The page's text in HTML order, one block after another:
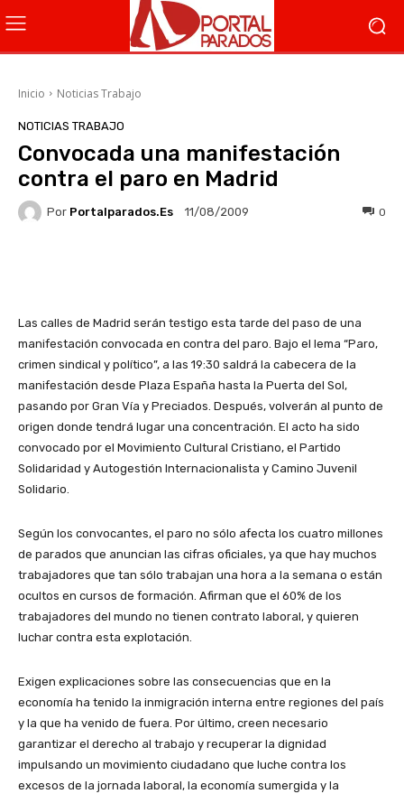
Inicio Noticias Trabajo
NOTICIAS TRABAJO
Convocada una manifestación
contra el paro en Madrid
Por Portalparados.es 11/08/2009 0
Las calles de Madrid serán testigo esta tarde del paso de una
manifestación convocada en contra del paro. Bajo el lema “Paro,
crimen sindical y político”, a las 19:30 saldrá la cabecera de la
manifestación desde Plaza España hasta la Puerta del Sol,
pasando por Gran Vía y Preciados. Después, volverán al punto de
origen donde tendrá lugar una concentración. El acto ha sido
convocado por el Movimiento Cultural Cristiano, el Partido
Solidaridad y Autogestión Internacionalista y Camino Juvenil
Solidario.
Según los convocantes, el paro no sólo afecta los cuatro millones
de parados que anuncian las cifras oficiales, ya que hay muchos
trabajadores que tan sólo trabajan una hora a la semana o están
ocultos en cursos de formación. Afirman que el 60% de los
trabajadores del mundo no tienen contrato laboral, y quieren
luchar contra esta explotación.
Exigen explicaciones sobre las consecuencias que en la
economía ha tenido la inmigración interna entre regiones del país
y la que ha venido de fuera. Por último, creen necesario
garantizar el derecho al trabajo y recuperar la dignidad
impulsando un movimiento ciudadano que luche contra los
excesos de la jornada laboral, la economía sumergida y la